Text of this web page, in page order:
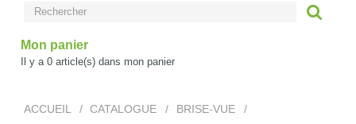
Mon panier
Il y a 0 article(s) dans mon panier
ACCUEIL / CATALOGUE / BRISE-VUE
/